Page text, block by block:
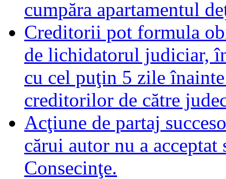
cumpăra apartamentul
Creditorii pot formula
de lichidatorul judiciar,
cu cel puţin 5 zile
creditorilor de către
Acţiune de partaj
cărui autor nu a
Consecinţe.